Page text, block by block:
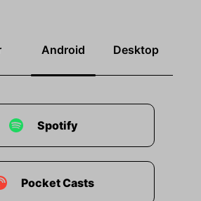
Android Desktop
Spotify
Pocket Casts